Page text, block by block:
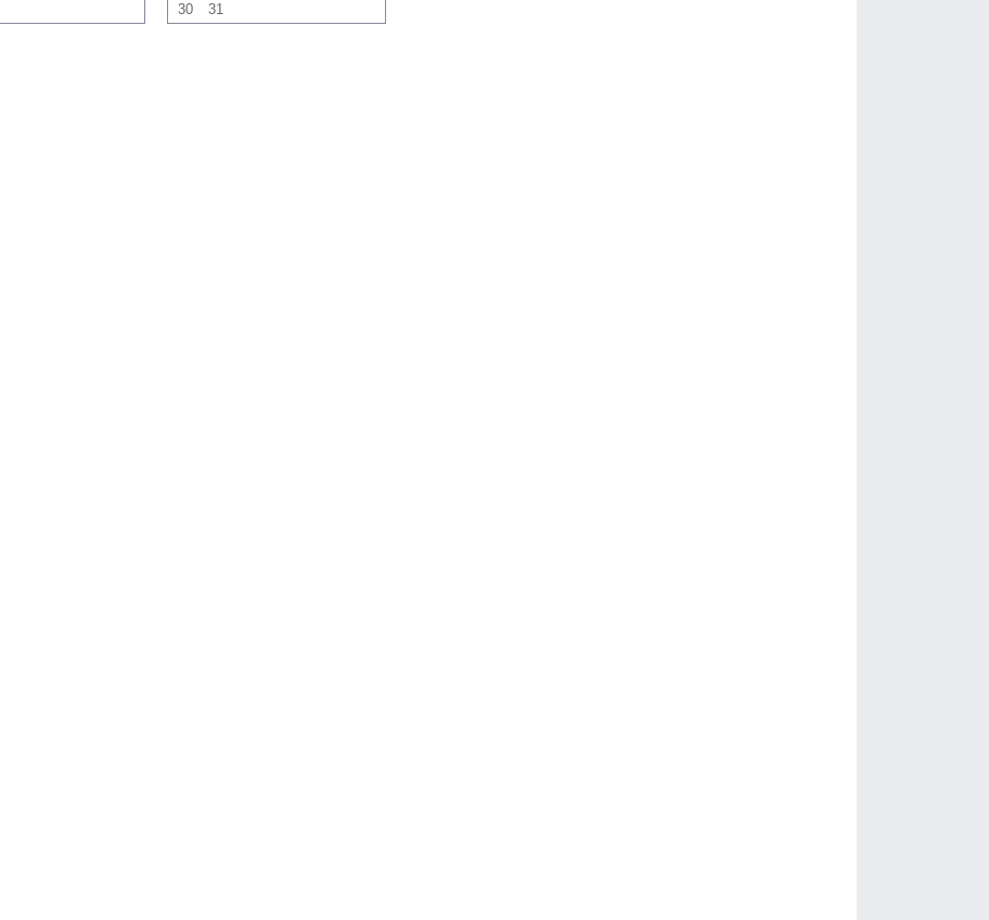
30
31